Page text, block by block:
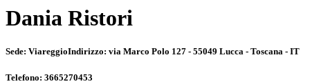
Dania Ristori
Sede: ViareggioIndirizzo: via Marco Polo 127 - 55049 Lucca - Toscana - IT
Telefono: 3665270453